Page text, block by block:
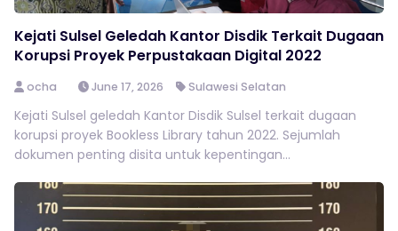
Kejati Sulsel Geledah Kantor Disdik Terkait Dugaan
Korupsi Proyek Perpustakaan Digital 2022
ocha June 17, 2026 Sulawesi Selatan
Kejati Sulsel geledah Kantor Disdik Sulsel terkait dugaan
korupsi proyek Bookless Library tahun 2022. Sejumlah
dokumen penting disita untuk kepentingan...